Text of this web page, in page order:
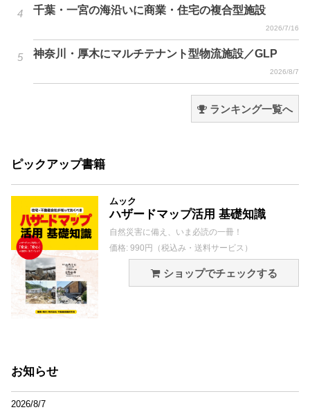
千葉・一宮の海沿いに商業・住宅の複合型施設
2026/7/16
神奈川・厚木にマルチテナント型物流施設／GLP
2026/8/7
ランキング一覧へ
ピックアップ書籍
ムック
ハザードマップ活用 基礎知識
自然災害に備え、いま必読の一冊！
価格: 990円（税込み・送料サービス）
ショップでチェックする
お知らせ
2026/8/7